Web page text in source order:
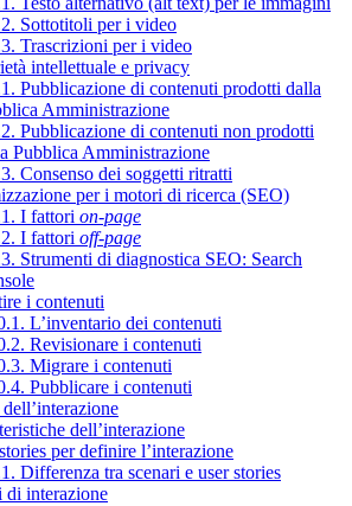
Sottotitoli per i video
Trascrizioni per i video
intellettuale e privacy
Pubblicazione di contenuti prodotti dalla
Amministrazione
Pubblicazione di contenuti non prodotti
Pubblica Amministrazione
Consenso dei soggetti ritratti
per i motori di ricerca (SEO)
I fattori on-page
I fattori off-page
Strumenti di diagnostica SEO: Search
i contenuti
L’inventario dei contenuti
Revisionare i contenuti
Migrare i contenuti
Pubblicare i contenuti
dell’interazione
per definire l’interazione
Differenza tra scenari e user stories
di interazione